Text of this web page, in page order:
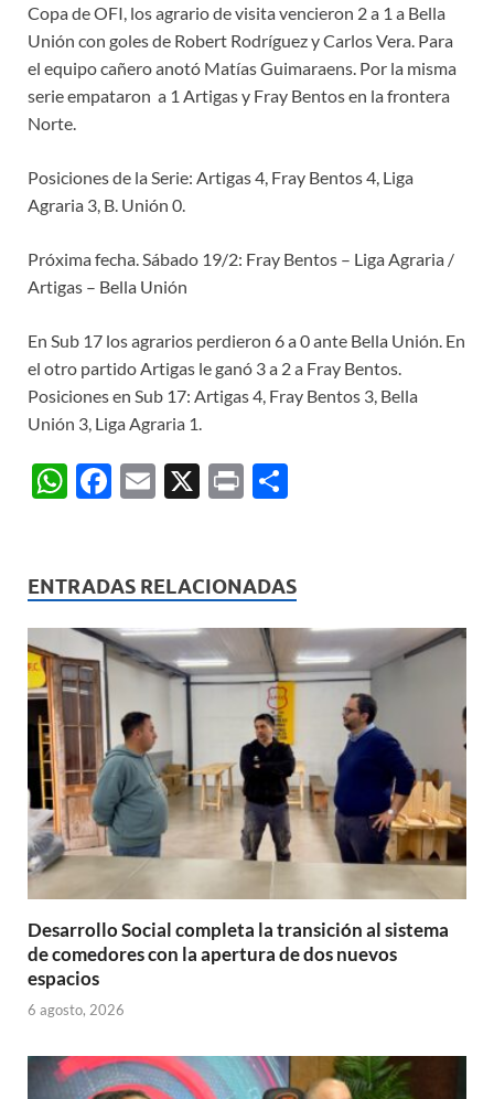
Copa de OFI, los agrario de visita vencieron 2 a 1 a Bella
Unión con goles de Robert Rodríguez y Carlos Vera. Para
el equipo cañero anotó Matías Guimaraens. Por la misma
serie empataron a 1 Artigas y Fray Bentos en la frontera
Norte.
Posiciones de la Serie: Artigas 4, Fray Bentos 4, Liga
Agraria 3, B. Unión 0.
Próxima fecha. Sábado 19/2: Fray Bentos – Liga Agraria /
Artigas – Bella Unión
En Sub 17 los agrarios perdieron 6 a 0 ante Bella Unión. En
el otro partido Artigas le ganó 3 a 2 a Fray Bentos.
Posiciones en Sub 17: Artigas 4, Fray Bentos 3, Bella
Unión 3, Liga Agraria 1.
W
s
A
p
p
F
b
o
o
E
X
P
p
ar
ti
r
ENTRADAS RELACIONADAS
Desarrollo Social completa la transición al sistema
de comedores con la apertura de dos nuevos
espacios
6 agosto, 2026